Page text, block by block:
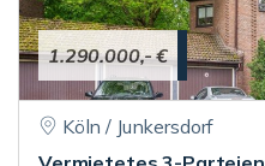
1.290.000,- €
Köln / Junkersdorf